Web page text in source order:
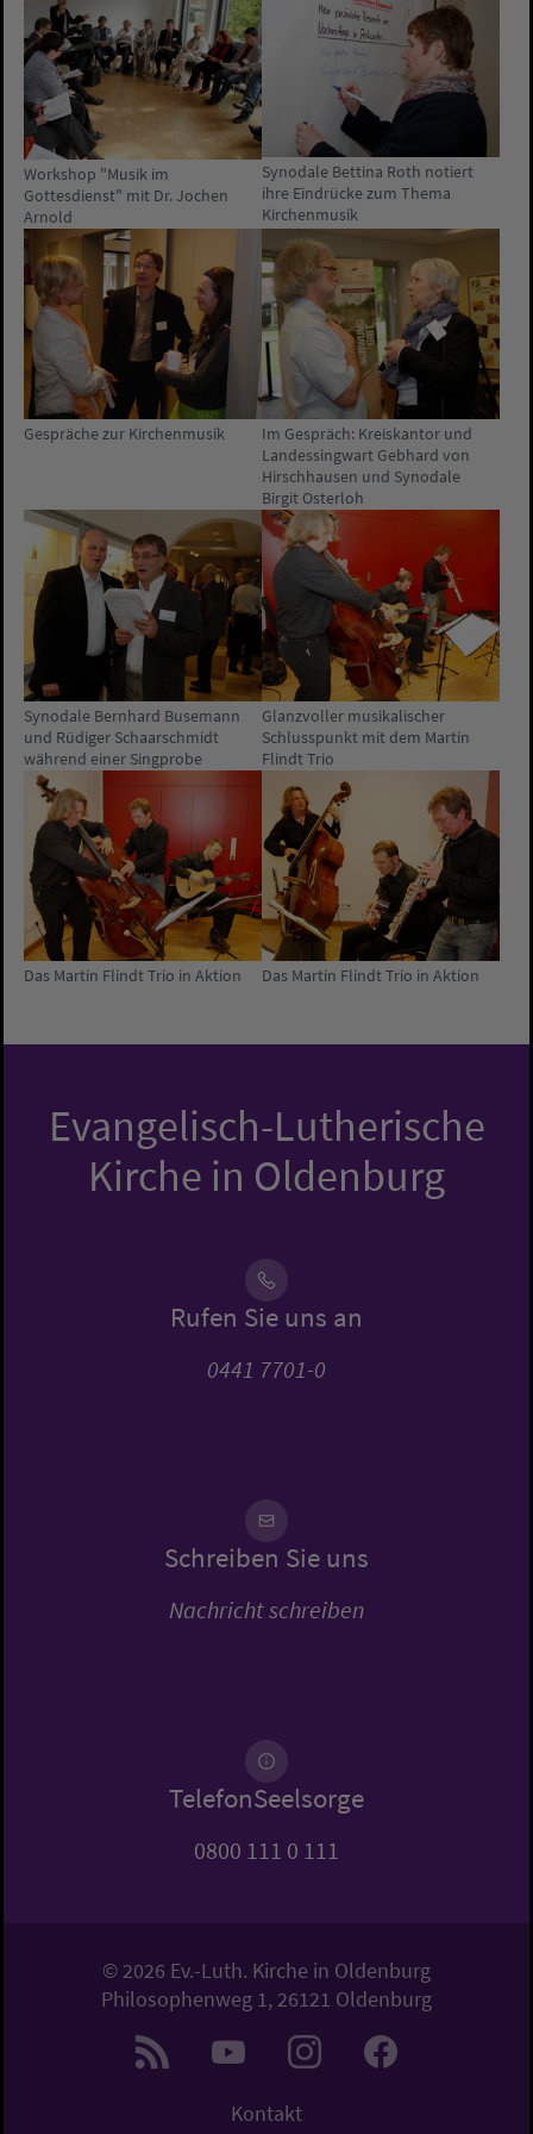
Workshop "Musik im
Gottesdienst" mit Dr. Jochen
Arnold
Synodale Bettina Roth notiert
ihre Eindrücke zum Thema
Kirchenmusik
Gespräche zur Kirchenmusik
Im Gespräch: Kreiskantor und
Landessingwart Gebhard von
Hirschhausen und Synodale
Birgit Osterloh
Synodale Bernhard Busemann
und Rüdiger Schaarschmidt
während einer Singprobe
Glanzvoller musikalischer
Schlusspunkt mit dem Martin
Flindt Trio
Das Martin Flindt Trio in Aktion Das Martin Flindt Trio in Aktion
Evangelisch-Lutherische
Kirche in Oldenburg
Rufen Sie uns an
0441 7701-0
Schreiben Sie uns
Nachricht schreiben
TelefonSeelsorge
0800 111 0 111
© 2026 Ev.-Luth. Kirche in Oldenburg
Philosophenweg 1, 26121 Oldenburg
Kontakt